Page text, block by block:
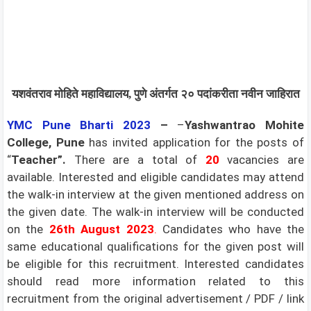
यशवंतराव मोहिते महाविद्यालय, पुणे अंतर्गत २० पदांकरीता नवीन जाहिरात
YMC Pune Bharti 2023 – –Yashwantrao Mohite
College, Pune has invited application for the posts of
“Teacher”. There are a total of 20vacancies are
available. Interested and eligible candidates may attend
the walk-in interview at the given mentioned address on
the given date. The walk-in interview will be conducted
on the 26th August 2023. Candidates who have the
same educational qualifications for the given post will
be eligible for this recruitment. Interested candidates
should read more information related to this
recruitment from the original advertisement / PDF / link